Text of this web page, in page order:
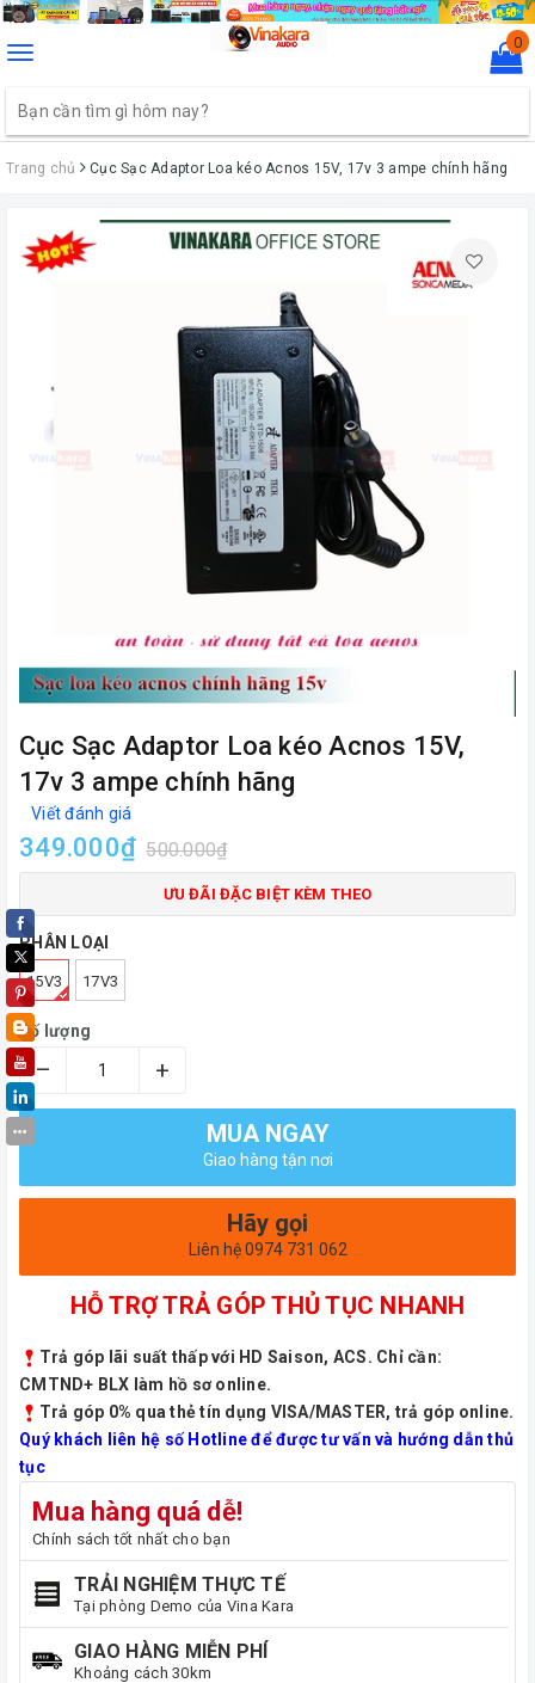
Toggle
0
Trang chủ Cục Sạc Adaptor Loa kéo Acnos 15V, 17v 3 ampe chính hãng
Cục Sạc Adaptor Loa kéo Acnos 15V,
17v 3 ampe chính hãng
Viết đánh giá
349.000₫ 500.000₫
ƯU ĐÃI ĐẶC BIỆT KÈM THEO
PHÂN LOẠI
15V3 17V3
Số lượng
– +
MUA NGAY
Giao hàng tận nơi
Hãy gọi
Liên hệ 0974 731 062
HỖ TRỢ TRẢ GÓP THỦ TỤC NHANH
Trả góp lãi suất thấp với HD Saison, ACS. Chỉ cần:
CMTND+ BLX làm hồ sơ online.
Trả góp 0% qua thẻ tín dụng VISA/MASTER, trả góp online.
Quý khách liên hệ số Hotline để được tư vấn và hướng dẫn thủ
tục
Mua hàng quá dễ!
Chính sách tốt nhất cho bạn
TRẢI NGHIỆM THỰC TẾ
Tại phòng Demo của Vina Kara
GIAO HÀNG MIỄN PHÍ
Khoảng cách 30km